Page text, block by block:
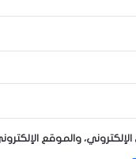
والموقع